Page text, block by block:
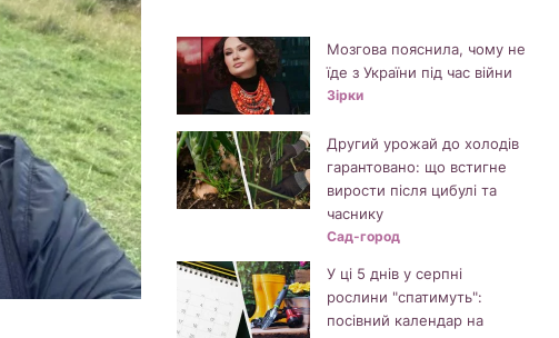
Мозгова пояснила, чому не
їде з України під час війни
Зірки
Другий урожай до холодів
гарантовано: що встигне
вирости після цибулі та
часнику
Сад-город
У ці 5 днів у серпні
рослини "спатимуть":
посівний календар на